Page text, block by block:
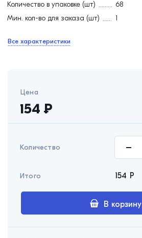
Количество в упаковке (шт)
68
Мин. кол-во для заказа (шт)
1
Все характеристики
Цена
154 ₽
Количество
Итого 154 Р
В корзину